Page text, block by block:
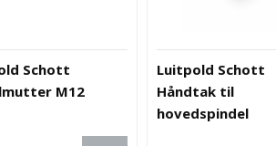
Schott
M12
Luitpold Schott
Håndtak til
hovedspindel